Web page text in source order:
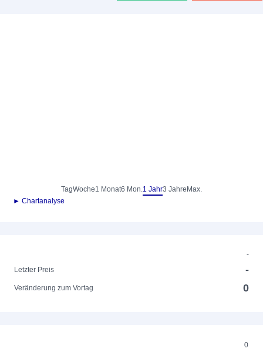
TagWoche1 Monat6 Mon.1 Jahr3 Jahre Max.
► Chartanalyse
-
Letzter Preis
-
Veränderung zum Vortag 0
0